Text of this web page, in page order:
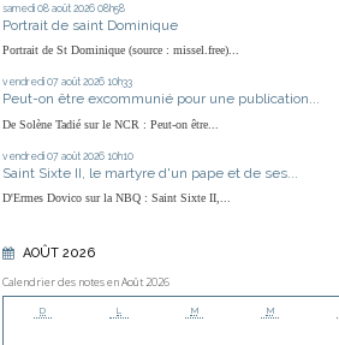
samedi 08 août 2026 08h58
Portrait de saint Dominique
Portrait de St Dominique (source : missel.free)...
vendredi 07 août 2026 10h33
Peut-on être excommunié pour une publication...
De Solène Tadié sur le NCR : Peut-on être...
vendredi 07 août 2026 10h10
Saint Sixte II, le martyre d'un pape et de ses...
D'Ermes Dovico sur la NBQ : Saint Sixte II,...
AOÛT 2026
Calendrier des notes en Août 2026
D L M M